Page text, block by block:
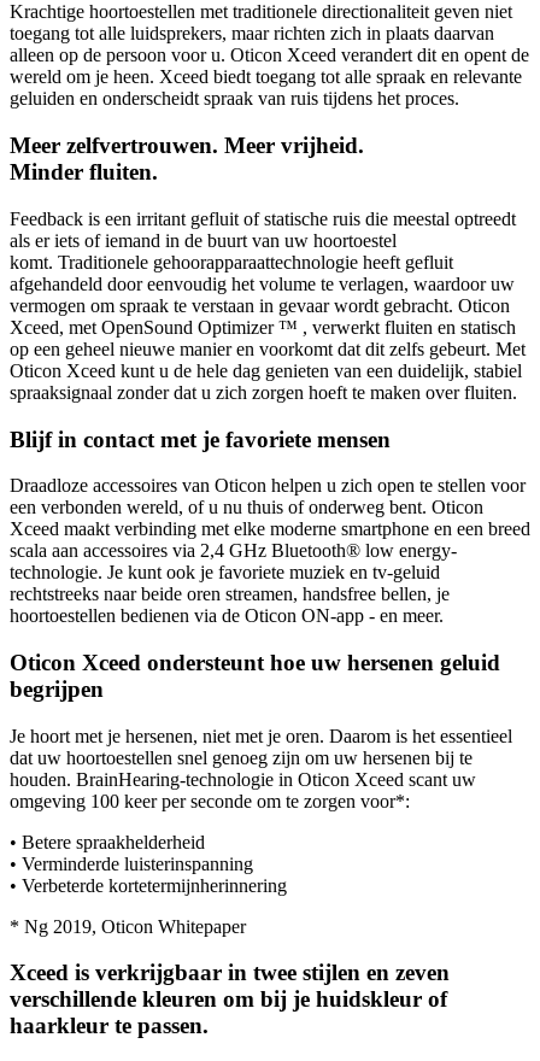
Krachtige hoortoestellen met traditionele directionaliteit geven niet
toegang tot alle luidsprekers, maar richten zich in plaats daarvan
alleen op de persoon voor u. Oticon Xceed verandert dit en opent de
wereld om je heen. Xceed biedt toegang tot alle spraak en relevante
geluiden en onderscheidt spraak van ruis tijdens het proces.
Meer zelfvertrouwen. Meer vrijheid.
Minder fluiten.
Feedback is een irritant gefluit of statische ruis die meestal optreedt
als er iets of iemand in de buurt van uw hoortoestel
komt. Traditionele gehoorapparaattechnologie heeft gefluit
afgehandeld door eenvoudig het volume te verlagen, waardoor uw
vermogen om spraak te verstaan ​​in gevaar wordt gebracht. Oticon
Xceed, met OpenSound Optimizer ™ , verwerkt fluiten en statisch
op een geheel nieuwe manier en voorkomt dat dit zelfs gebeurt. Met
Oticon Xceed kunt u de hele dag genieten van een duidelijk, stabiel
spraaksignaal zonder dat u zich zorgen hoeft te maken over fluiten.
Blijf in contact met je favoriete mensen
Draadloze accessoires van Oticon helpen u zich open te stellen voor
een verbonden wereld, of u nu thuis of onderweg bent. Oticon
Xceed maakt verbinding met elke moderne smartphone en een breed
scala aan accessoires via 2,4 GHz Bluetooth® low energy-
technologie. Je kunt ook je favoriete muziek en tv-geluid
rechtstreeks naar beide oren streamen, handsfree bellen, je
hoortoestellen bedienen via de Oticon ON-app - en meer.
Oticon Xceed ondersteunt hoe uw hersenen geluid
begrijpen
Je hoort met je hersenen, niet met je oren. Daarom is het essentieel
dat uw hoortoestellen snel genoeg zijn om uw hersenen bij te
houden. BrainHearing-technologie in Oticon Xceed scant uw
omgeving 100 keer per seconde om te zorgen voor*:
• Betere spraakhelderheid
• Verminderde luisterinspanning
• Verbeterde kortetermijnherinnering
* Ng 2019, Oticon Whitepaper
Xceed is verkrijgbaar in twee stijlen en zeven
verschillende kleuren om bij je huidskleur of
haarkleur te passen.